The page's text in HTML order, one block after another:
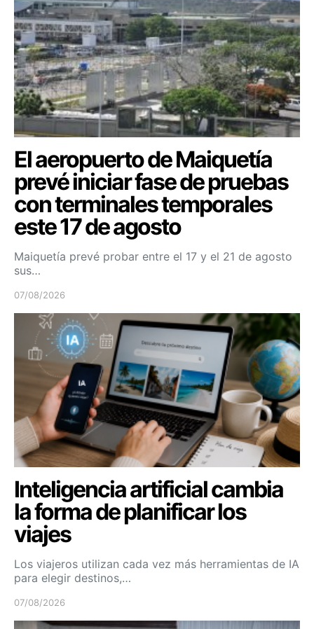
El aeropuerto de Maiquetía
prevé iniciar fase de pruebas
con terminales temporales
este 17 de agosto
Maiquetía prevé probar entre el 17 y el 21 de agosto
sus…
07/08/2026
Inteligencia artificial cambia
la forma de planificar los
viajes
Los viajeros utilizan cada vez más herramientas de IA
para elegir destinos,…
07/08/2026